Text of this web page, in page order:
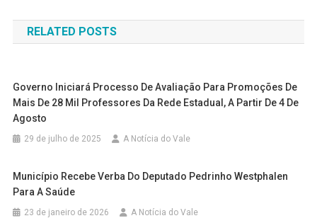
de
Post
RELATED POSTS
Governo Iniciará Processo De Avaliação Para Promoções De
Mais De 28 Mil Professores Da Rede Estadual, A Partir De 4 De
Agosto
29 de julho de 2025 A Notícia do Vale
Município Recebe Verba Do Deputado Pedrinho Westphalen
Para A Saúde
23 de janeiro de 2026 A Notícia do Vale